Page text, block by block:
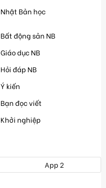
Nhật Bản học
Bất động sản NB
Giáo dục NB
Hỏi đáp NB
Ý kiến
Bạn đọc viết
Khởi nghiệp
App 2